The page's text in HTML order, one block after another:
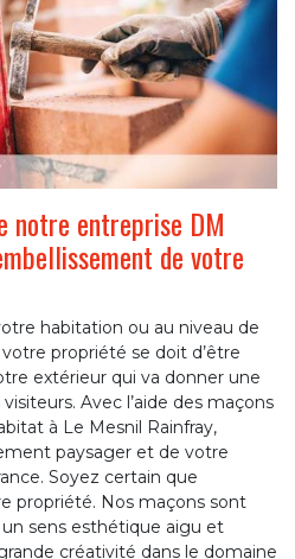
notre entreprise DM
de votre
habitation ou au niveau de
propriété se doit d’être
extérieur qui va donner une
Avec l’aide des maçons
à Le Mesnil Rainfray,
paysager et de votre
Soyez certain que
propriété. Nos maçons sont
sens esthétique aigu et
créativité dans le domaine